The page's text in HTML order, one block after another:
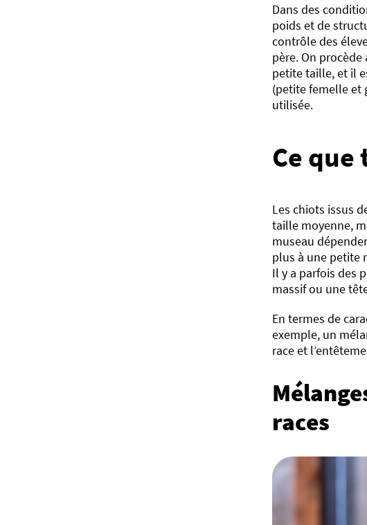
Dans des
poids et de
contrôle des
père. On
petite taille, et il
(petite femelle et
utilisée.
Ce que
Les chiots issus
taille moyenne,
museau
plus à une petite
Il y a parfois des
massif ou une
En termes de
exemple, un
race et
races